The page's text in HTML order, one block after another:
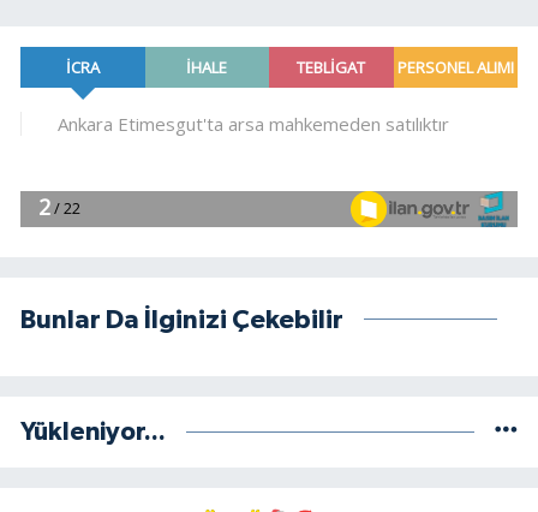
Bunlar Da İlginizi Çekebilir
Yükleniyor...